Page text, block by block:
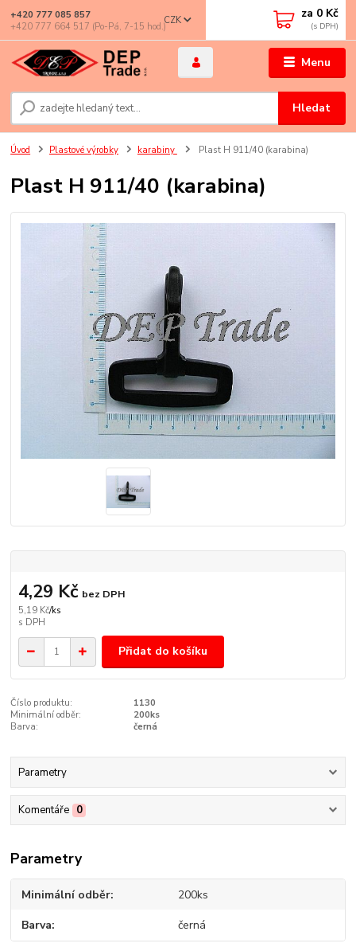
Menu
CZK
Hledat
+420 777 085 857
+420 777 664 517 (Po-Pá, 7-15 hod.)
za 0 Kč
Úvod Plastové výrobky karabiny Plast H 911/40 (karabina)
Plast H 911/40 (karabina)
5,19 Kč/ks
4,29 Kč bez DPH
Přidat do košíku
Číslo produktu:
1130
Minimální odběr:
200ks
Barva:
černá
Parametry
Komentáře 0
Parametry
Minimální odběr 200ks
Barva černá